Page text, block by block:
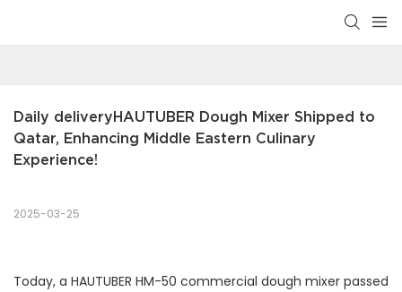
Daily deliveryHAUTUBER Dough Mixer Shipped to
Qatar, Enhancing Middle Eastern Culinary
Experience!
2025-03-25
Today, a HAUTUBER HM-50 commercial dough mixer passed